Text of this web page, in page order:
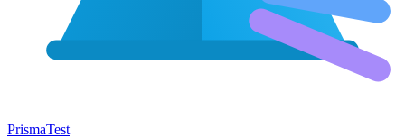
PrismaTest